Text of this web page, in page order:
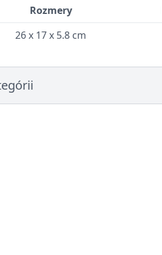
Rozmery
26 x 17 x 5.8 cm